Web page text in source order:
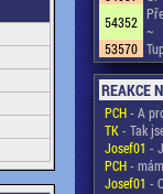
54352 ~
53570
REAKCE
PCH- A
TK- Tak
Josef01 -
PCH-
Josef01 -